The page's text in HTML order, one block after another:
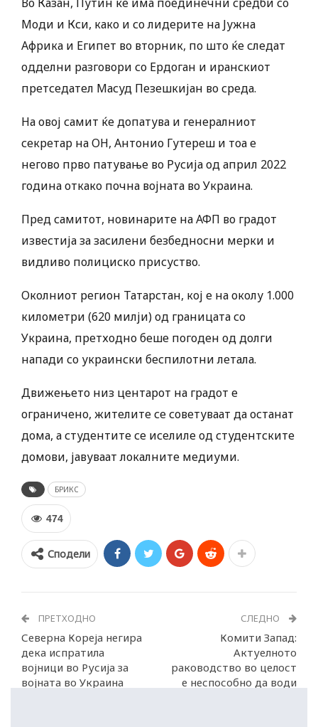
Моди и Кси, како и со лидерите на Јужна
Африка и Египет во вторник, по што ќе следат
одделни разговори со Ердоган и иранскиот
претседател Масуд Пезешкијан во среда.
На овој самит ќе допатува и генералниот
секретар на ОН, Антонио Гутереш и тоа е
негово прво патување во Русија од април 2022
година откако почна војната во Украина.
Пред самитот, новинарите на АФП во градот
известија за засилени безбедносни мерки и
видливо полициско присуство.
Околниот регион Татарстан, кој е на околу 1.000
километри (620 милји) од границата со
Украина, претходно беше погоден од долги
напади со украински беспилотни летала.
Движењето низ центарот на градот е
ограничено, жителите се советуваат да останат
дома, а студентите се иселиле од студентските
домови, јавуваат локалните медиуми.
БРИКС
474
Сподели
ПРЕТХОДНО
Северна Кореја негира
дека испратила
војници во Русија за
војната во Украина
СЛЕДНО
Комити Запад:
Актуелното
раководство во целост
е неспособно да води